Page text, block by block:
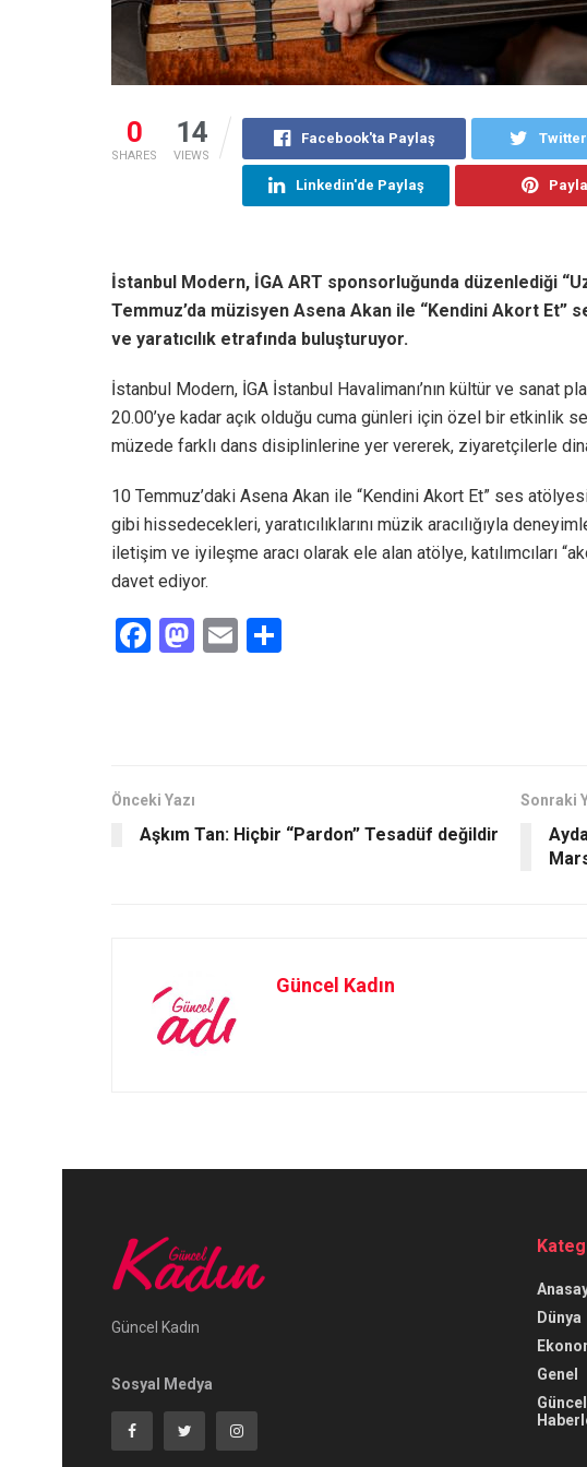
0
SHARES
14
VIEWS
Facebook'ta Paylaş
Linkedin'de Paylaş
İstanbul Modern, İGA ART sponsorluğunda düzenlediği
Temmuz’da müzisyen Asena Akan ile “Kendini Akort
ve yaratıcılık etrafında buluşturuyor.
İstanbul Modern, İGA İstanbul Havalimanı’nın kültür ve sanat
20.00’ye kadar açık olduğu cuma günleri için özel bir etkinlik
müzede farklı dans disiplinlerine yer vererek, ziyaretçilerle
10 Temmuz’daki Asena Akan ile “Kendini Akort Et” ses
gibi hissedecekleri, yaratıcılıklarını müzik aracılığıyla
iletişim ve iyileşme aracı olarak ele alan atölye, katılımcıları
davet ediyor.
F
o
k
M
n
E
Önceki Yazı
Aşkım Tan: Hiçbir “Pardon” Tesadüf değildir
Sonraki
Güncel Kadın
Güncel Kadın
Sosyal Medya
Dünya
Genel
Güncel